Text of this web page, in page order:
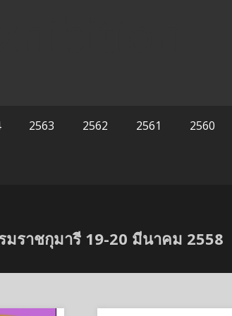
2563 2562 2561 2560
มราชกุมารี 19-20 มีนาคม 2558